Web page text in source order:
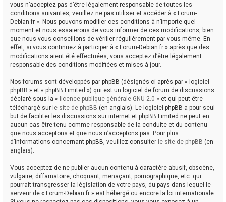
vous n’acceptez pas d’être légalement responsable de toutes les
conditions suivantes, veuillez ne pas utiliser et accéder à « Forum-
Debian.fr ». Nous pouvons modifier ces conditions à n’importe quel
moment et nous essaierons de vous informer de ces modifications, bien
que nous vous conseillons de vérifier régulièrement par vous-même. En
effet, si vous continuez à participer à « Forum-Debian.fr » après que des
modifications aient été effectuées, vous acceptez d’être légalement
responsable des conditions modifiées et mises à jour.
Nos forums sont développés par phpBB (désignés ci-après par « logiciel
phpBB » et « phpBB Limited ») qui est un logiciel de forum de discussions
déclaré sous la « licence publique générale GNU 2.0 » et qui peut être
téléchargé sur le site de phpBB (en anglais). Le logiciel phpBB a pour seul
but de faciliter les discussions sur internet et phpBB Limited ne peut en
aucun cas être tenu comme responsable de la conduite et du contenu
que nous acceptons et que nous n’acceptons pas. Pour plus
d’informations concernant phpBB, veuillez consulter le site de phpBB (en
anglais).
Vous acceptez de ne publier aucun contenu à caractère abusif, obscène,
vulgaire, diffamatoire, choquant, menaçant, pornographique, etc. qui
pourrait transgresser la législation de votre pays, du pays dans lequel le
serveur de « Forum-Debian.fr » est hébergé ou encore la loi internationale.